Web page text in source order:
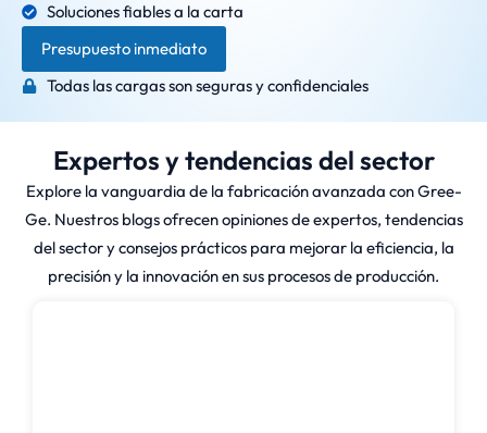
Soluciones fiables a la carta
Presupuesto inmediato
Todas las cargas son seguras y confidenciales
Expertos y tendencias del sector
Explore la vanguardia de la fabricación avanzada con Gree-
Ge. Nuestros blogs ofrecen opiniones de expertos, tendencias
del sector y consejos prácticos para mejorar la eficiencia, la
precisión y la innovación en sus procesos de producción.